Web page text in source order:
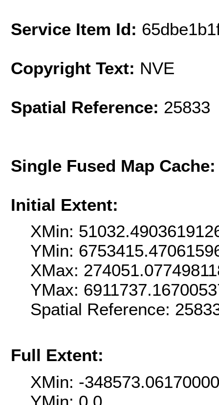
Service Item Id:
Copyright Text: NVE
Spatial Reference: 25833
Single Fused Map
Initial Extent:
XMin:
YMin:
XMax:
YMax:
Spatial Reference:
Full Extent:
XMin: -